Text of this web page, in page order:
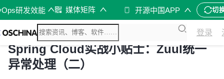
研发效能 媒体矩阵 开源中国APP 切
登录
Spring Cloud实战小贴士：Zuul统一
异常处理（二）